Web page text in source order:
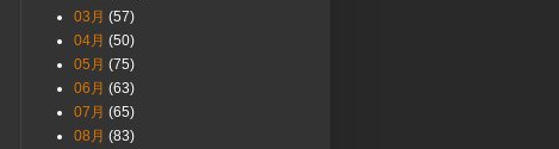
03月 (57)
04月 (50)
05月 (75)
06月 (63)
07月 (65)
08月 (83)